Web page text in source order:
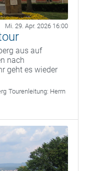
Mi. 29. Apr. 2026 16:00
aus auf
nach
geht es wieder
Tourenleitung: Herrn